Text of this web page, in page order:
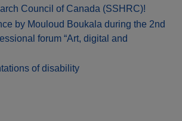
Council of Canada (SSHRC)!
by Mouloud Boukala during the 2nd
forum “Art, digital and
of disability